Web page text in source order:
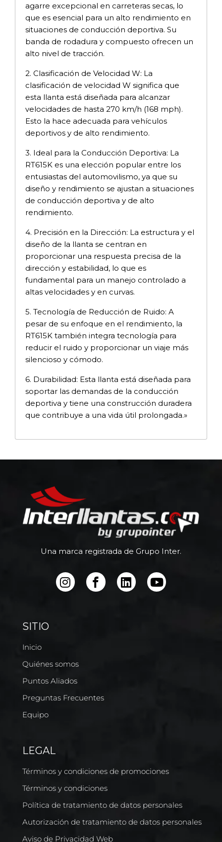
agarre excepcional en carreteras secas, lo
que es esencial para un alto rendimiento en
situaciones de conducción deportiva. Su
banda de rodadura y compuesto ofrecen un
alto nivel de tracción.
2. Clasificación de Velocidad W: La
clasificación de velocidad W significa que
esta llanta está diseñada para alcanzar
velocidades de hasta 270 km/h (168 mph).
Esto la hace adecuada para vehículos
deportivos y de alto rendimiento.
3. Ideal para la Conducción Deportiva: La
RT615K es una elección popular entre los
entusiastas del automovilismo, ya que su
diseño y rendimiento se ajustan a situaciones
de conducción deportiva y de alto
rendimiento.
4. Precisión en la Dirección: La estructura y el
diseño de la llanta se centran en
proporcionar una respuesta precisa de la
dirección y estabilidad, lo que es
fundamental para un manejo controlado a
altas velocidades y en curvas.
5. Tecnología de Reducción de Ruido: A
pesar de su enfoque en el rendimiento, la
RT615K también integra tecnología para
reducir el ruido y proporcionar un viaje más
silencioso y cómodo.
6. Durabilidad: Esta llanta está diseñada para
soportar las demandas de la conducción
deportiva y tiene una construcción duradera
que contribuye a una vida útil prolongada.»
Una marca registrada de Grupo Inter.
SITIO
Inicio
Quiénes somos
Puntos Aliados
Preguntas Frecuentes
Equipo
LEGAL
Términos y condiciones de promociones
Términos y condiciones
Política de tratamiento de datos personales
Autorización de tratamiento de datos personales
Aviso de Privacidad Web